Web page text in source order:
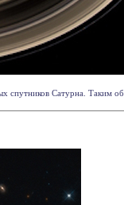
Сатурна. Таким